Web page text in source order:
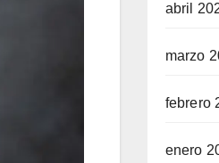
abril
marzo
febrero
enero